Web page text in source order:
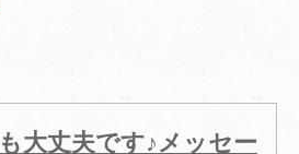
大丈夫です♪メッセー